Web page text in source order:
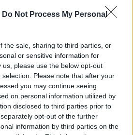
Do Not Process My Personal
the sale, sharing to third parties, or
or sensitive information for
please use the below opt-out
Please note that after your
you may continue seeing
on personal information utilized by
disclosed to third parties prior to
opt-out of the further
information by third parties on the
Λεν κόντρα στην Ελλάδα
-
Β.Σ. Καρούλιας: Τζίρος 98,7
εκατ. ευρώ και αύξηση κερδών
57% - Τα νέα στοιχήματα σε
low & non alcohol